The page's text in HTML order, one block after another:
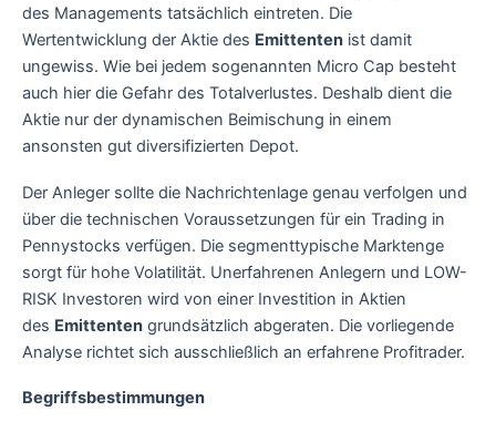
des Managements tatsächlich eintreten. Die
Wertentwicklung der Aktie des Emittenten ist damit
ungewiss. Wie bei jedem sogenannten Micro Cap besteht
auch hier die Gefahr des Totalverlustes. Deshalb dient die
Aktie nur der dynamischen Beimischung in einem
ansonsten gut diversifizierten Depot.
Der Anleger sollte die Nachrichtenlage genau verfolgen und
über die technischen Voraussetzungen für ein Trading in
Pennystocks verfügen. Die segmenttypische Marktenge
sorgt für hohe Volatilität. Unerfahrenen Anlegern und LOW-
RISK Investoren wird von einer Investition in Aktien
des Emittenten grundsätzlich abgeraten. Die vorliegende
Analyse richtet sich ausschließlich an erfahrene Profitrader.
Begriffsbestimmungen